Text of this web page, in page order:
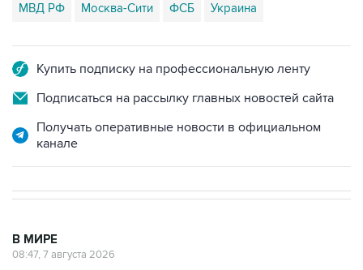
МВД РФ Москва-Сити ФСБ Украина
Купить подписку на профессиональную ленту
Подписаться на рассылку главных новостей сайта
Получать оперативные новости в официальном
канале
В МИРЕ
08:47, 7 августа 2026